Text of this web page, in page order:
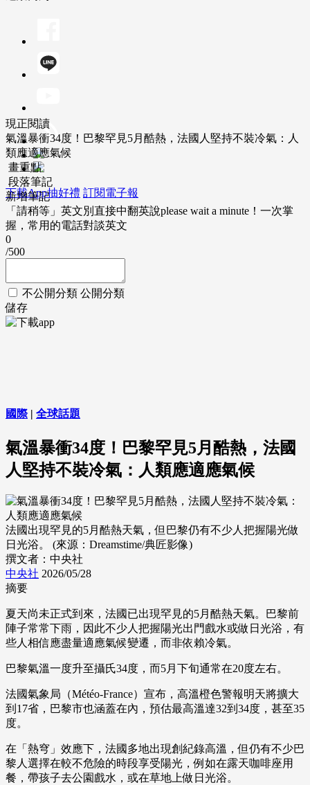
下載App抽好禮 訂閱電子報
現正閱讀
氣溫暴衝34度！巴黎罕見5月酷熱，法國人堅持不裝冷氣：人
類應適應氣候
畫重點
段落筆記
新增筆記
「請稍等」英文別直接中翻英說please wait a minute！一次掌
握，常用的電話對談英文
0
/500
不公開分類 公開分類
儲存
國際| 全球話題
氣溫暴衝34度！巴黎罕見5月酷熱，法國
人堅持不裝冷氣：人類應適應氣候
法國出現罕見的5月酷熱天氣，但巴黎仍有不少人把握陽光做
日光浴。 (來源：Dreamstime/典匠影像)
撰文者：中央社
中央社 2026/05/28
摘要
夏天尚未正式到來，法國已出現罕見的5月酷熱天氣。巴黎前
陣子常常下雨，因此不少人把握陽光出門戲水或做日光浴，有
些人相信應盡量適應氣候變遷，而非依賴冷氣。
巴黎氣溫一度升至攝氏34度，而5月下旬通常在20度左右。
法國氣象局（Météo-France）宣布，高溫橙色警報明天將擴大
到17省，巴黎市也涵蓋在內，預估最高溫達32到34度，甚至35
度。
在「熱穹」效應下，法國多地出現創紀錄高溫，但仍有不少巴
黎人選擇在較不危險的時段享受陽光，例如在露天咖啡座用
餐，帶孩子去公園戲水，或在草地上做日光浴。